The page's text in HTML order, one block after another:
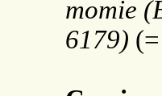
momie
6179) (=